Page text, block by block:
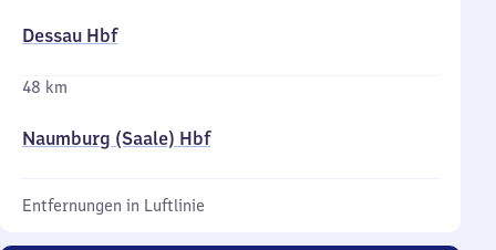
Dessau Hbf
48 km
Naumburg (Saale) Hbf
Entfernungen in Luftlinie